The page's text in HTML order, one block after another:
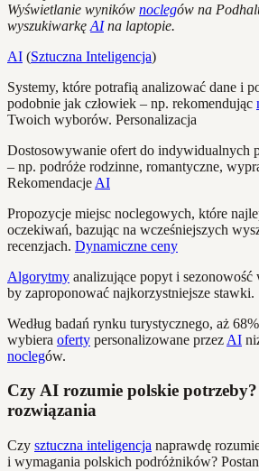
Wyświetlanie wyników noclegów na
wyszukiwarkę AIna laptopie.
AI (Sztuczna Inteligencja)
Systemy, które potrafią analizować dane i
podobnie jak człowiek – np. rekomendując
Twoich wyborów. Personalizacja
Dostosowywanie ofert do indywidualnych
– np. podróże rodzinne, romantyczne,
Rekomendacje AI
Propozycje miejsc noclegowych, które
oczekiwań, bazując na wcześniejszych
recenzjach. Dynamiczne ceny
Algorytmy analizujące popyt i sezonowość
by zaproponować najkorzystniejsze stawki.
Według badań rynku turystycznego, aż
wybiera oferty personalizowane przez AI
noclegów.
Czy AI rozumie polskie
rozwiązania
Czy sztuczna inteligencja naprawdę
i wymagania polskich podróżników?